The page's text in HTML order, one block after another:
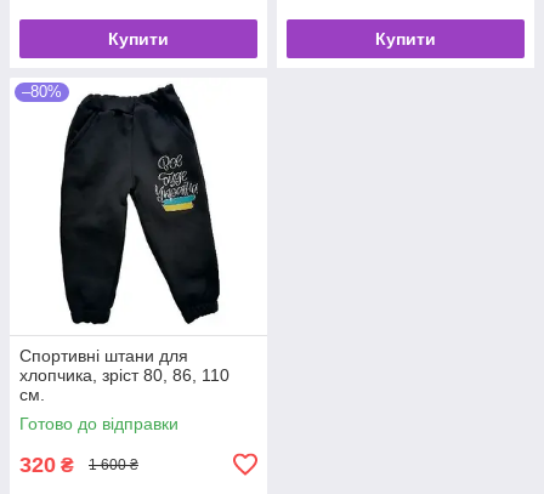
Купити Купити
–80%
Спортивні штани для
хлопчика, зріст 80, 86, 110
см.
Готово до відправки
320 ₴ 1 600 ₴